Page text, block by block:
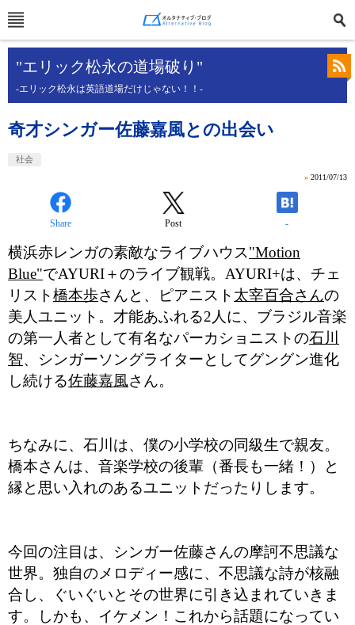
"エリック松永の道場破り"
-エリック松永は英語道場だけじゃない！！-
奇才シンガー佐藤嘉風との出会い
社会
» 2011/07/13
Share Post -
横浜赤レンガの素敵なライブハウス"Motion
Blue"でAYURI＋のライブ観戦。AYURI+は、チェ
リスト橋本歩さんと、ピアニスト 太宰百合さんの
美人ユニット。才能あふれる2人に、ブラジル音楽
の第一人者として有名なパーカショニストの石川
智、シンガーソングライターとしてグングン進化
し続ける佐藤嘉風さん。
ちなみに、石川は、僕の小学校の同級生で親友。
橋本さんは、音楽学校の後輩（番長も一緒！）と
縁と思い入れのあるユニットだったりします。
今回の注目は、シンガー佐藤さんの摩訶不思議な
世界。独自のメロディー感に、不思議な詩が核融
合し、ぐいぐいとその世界に引き込まれていきま
す。しかも、イケメン！これから話題になってい